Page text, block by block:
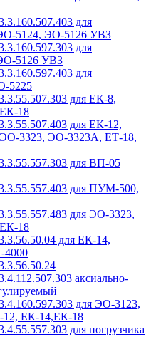
для
ЭО-5124, ЭО-5126 УВЗ
для
5126 УВЗ
для
5225
для ЕК-8,
18
для ЕК-12,
3323, ЭО-3323А, ЕТ-18,
для ВП-05
для ПУМ-500,
для ЭО-3323,
18
для ЕК-14,
аксиально-
для ЭО-3123,
ЕК-14,ЕК-18
для погрузчика